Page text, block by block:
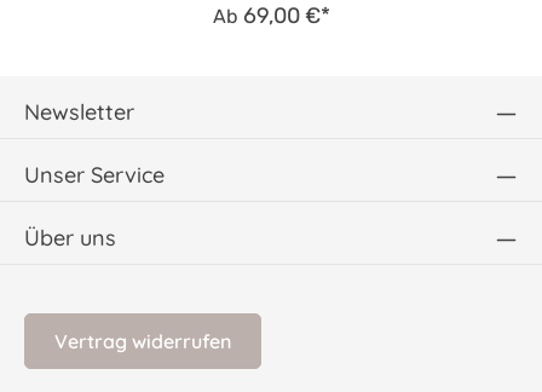
Kleid wird mit einem Reißverschluss am
Rücken geschlossen. Der Rock besteht aus
Schleife geschlossen. Das Kleid kann auch
zu anderen festlichen Anlässen getragen
für Blumenmädchen und weitere
Obermaterial: 100% Polyester Futter: 100%
Ab 69,00 €*
Newsletter
Unser Service
Über uns
Vertrag widerrufen